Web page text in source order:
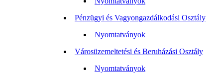
Pénzügyi és Vagyongazdálkodási Osztály
Nyomtatványok
Városüzemeltetési és Beruházási Osztály
Nyomtatványok